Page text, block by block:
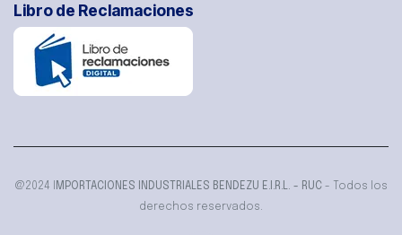
Libro de Reclamaciones
@2024 I MPORTACIONES INDUSTRIALES BENDEZU E.I.R.L. - RUC - Todos los
derechos reservados.